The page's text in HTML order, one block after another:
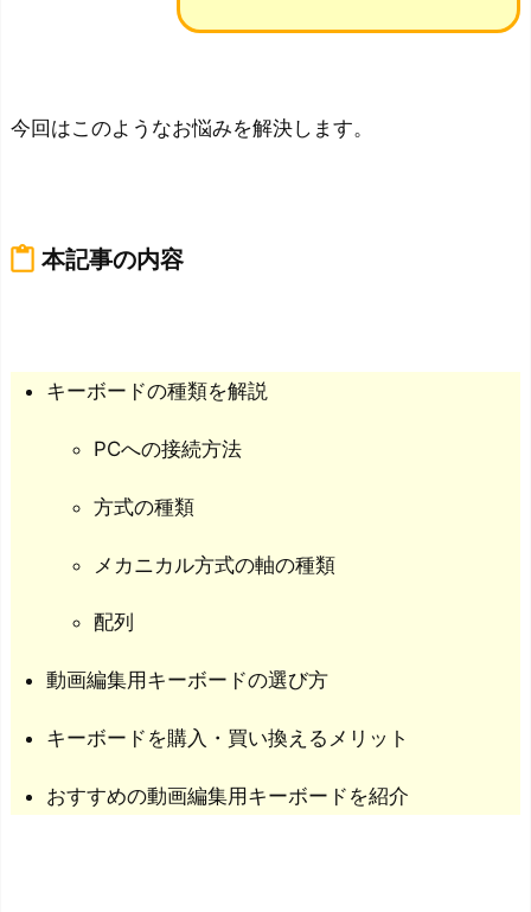
今回はこのようなお悩みを解決します。
content_paste 本記事の内容
キーボードの種類を解説
PCへの接続方法
方式の種類
メカニカル方式の軸の種類
配列
動画編集用キーボードの選び方
キーボードを購入・買い換えるメリット
おすすめの動画編集用キーボードを紹介